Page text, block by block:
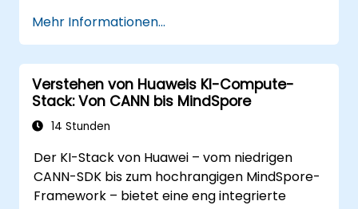
Mehr Informationen...
Verstehen von Huaweis KI-Compute-
Stack: Von CANN bis MindSpore
14 Stunden
Der KI-Stack von Huawei – vom niedrigen
CANN-SDK bis zum hochrangigen MindSpore-
Framework – bietet eine eng integrierte